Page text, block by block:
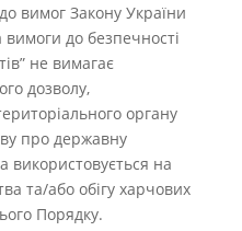
вимог Закону України
до безпечності
не вимагає
дозволу,
органу
про державну
використовується на
та/або обігу харчових
Порядку.